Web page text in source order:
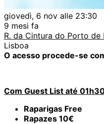
giovedì, 6 nov alle 23:30
9 mesi fa
R. da Cintura do Porto de
Lisboa
O acesso procede-se
Com Guest List até
Raparigas Free
Rapazes 10€